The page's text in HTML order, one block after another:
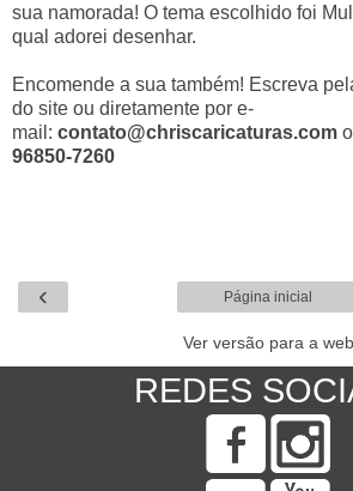
sua namorada! O tema escolhido foi
qual adorei desenhar.
Encomende a sua também! Escreva
do site ou diretamente por e-
mail: contato@chriscaricaturas.com
96850-7260
‹ Página inicial
Ver versão para a web
REDES